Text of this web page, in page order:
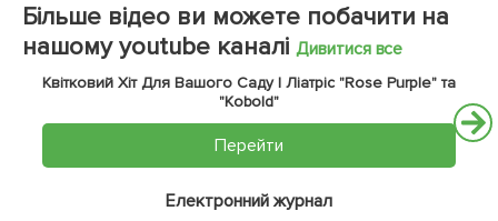
Більше відео ви можете побачити на
нашому youtube каналі Дивитися все
Квітковий Хіт Для Вашого Саду | Ліатріс "Rose Purple" та
"Kobold"
Перейти
Електронний журнал